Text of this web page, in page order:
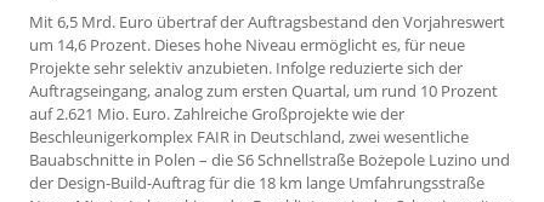
Mit 6,5 Mrd. Euro übertraf der Auftragsbestand den Vorjahreswert
um 14,6 Prozent. Dieses hohe Niveau ermöglicht es, für neue
Projekte sehr selektiv anzubieten. Infolge reduzierte sich der
Auftragseingang, analog zum ersten Quartal, um rund 10 Prozent
auf 2.621 Mio. Euro. Zahlreiche Großprojekte wie der
Beschleunigerkomplex FAIR in Deutschland, zwei wesentliche
Bauabschnitte in Polen – die S6 Schnellstraße Bożepole Luzino und
der Design-Build-Auftrag für die 18 km lange Umfahrungsstraße